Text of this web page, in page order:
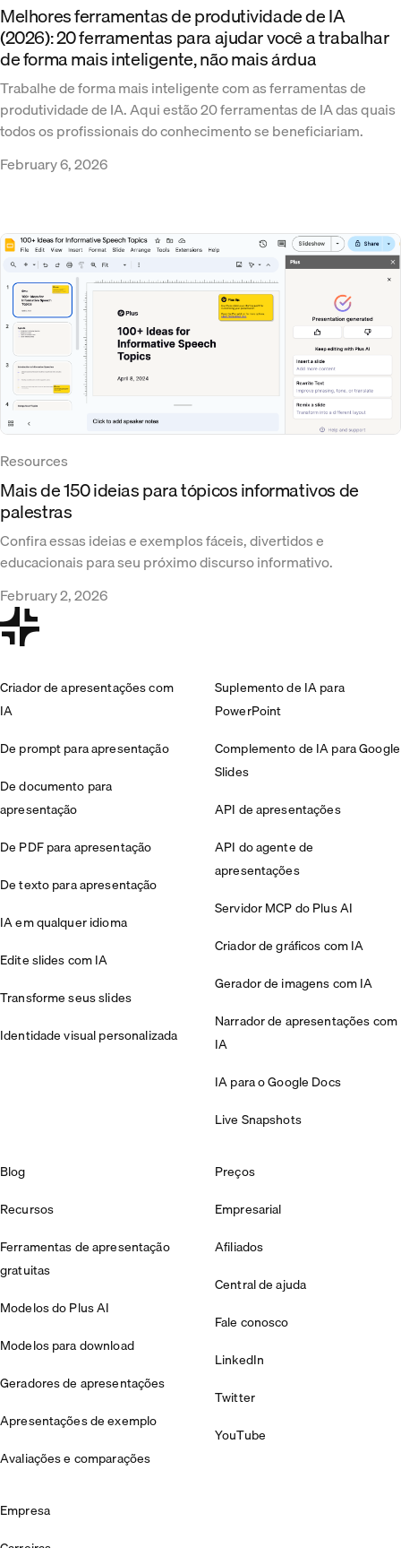
Melhores ferramentas de produtividade de IA
(2026): 20 ferramentas para ajudar você a trabalhar
de forma mais inteligente, não mais árdua
Trabalhe de forma mais inteligente com as ferramentas de
produtividade de IA. Aqui estão 20 ferramentas de IA das quais
todos os profissionais do conhecimento se beneficiariam.
February 6, 2026
Resources
Mais de 150 ideias para tópicos informativos de
palestras
Confira essas ideias e exemplos fáceis, divertidos e
educacionais para seu próximo discurso informativo.
February 2, 2026
Criador de apresentações com
IA
De prompt para apresentação
De documento para
apresentação
De PDF para apresentação
De texto para apresentação
IA em qualquer idioma
Edite slides com IA
Transforme seus slides
Identidade visual personalizada
Suplemento de IA para
PowerPoint
Complemento de IA para Google
Slides
API de apresentações
API do agente de
apresentações
Servidor MCP do Plus AI
Criador de gráficos com IA
Gerador de imagens com IA
Narrador de apresentações com
IA
IA para o Google Docs
Live Snapshots
Blog
Recursos
Ferramentas de apresentação
gratuitas
Modelos do Plus AI
Modelos para download
Geradores de apresentações
Apresentações de exemplo
Avaliações e comparações
Preços
Empresarial
Afiliados
Central de ajuda
Fale conosco
LinkedIn
Twitter
YouTube
Empresa